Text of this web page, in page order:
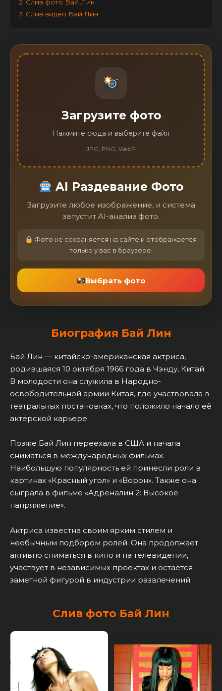
2 Слив фото Бай Лин
3 Слив видео Бай Лин
Загрузите фото
Нажмите сюда и выберите файл
JPG, PNG, WebP
AI Раздевание Фото
Загрузите любое изображение, и система
запустит AI-анализ фото.
Фото не сохраняется на сайте и отображается
только у вас в браузере.
Выбрать фото
Биография Бай Лин
Бай Лин — китайско-американская актриса,
родившаяся 10 октября 1966 года в Чэнду, Китай.
В молодости она служила в Народно-
освободительной армии Китая, где участвовала в
театральных постановках, что положило начало её
актёрской карьере.
Позже Бай Лин переехала в США и начала
сниматься в международных фильмах.
Наибольшую популярность ей принесли роли в
картинах «Красный угол» и «Ворон». Также она
сыграла в фильме «Адреналин 2: Высокое
напряжение».
Актриса известна своим ярким стилем и
необычным подбором ролей. Она продолжает
активно сниматься в кино и на телевидении,
участвует в независимых проектах и остаётся
заметной фигурой в индустрии развлечений.
Слив фото Бай Лин